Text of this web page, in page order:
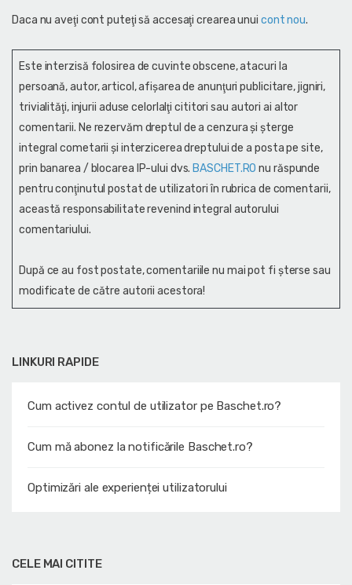
LINKURI RAPIDE
Cum activez contul de utilizator pe Baschet.ro?
Cum mă abonez la notificările Baschet.ro?
Optimizări ale experienței utilizatorului
Daca nu aveţi cont puteţi să accesaţi crearea unui cont nou.
Este interzisă folosirea de cuvinte obscene, atacuri la
persoană, autor, articol, afişarea de anunţuri publicitare, jigniri,
trivialităţi, injurii aduse celorlalţi cititori sau autori ai altor
comentarii. Ne rezervăm dreptul de a cenzura și şterge
integral cometarii și interzicerea dreptului de a posta pe site,
prin banarea / blocarea IP-ului dvs. BASCHET.RO nu răspunde
pentru conţinutul postat de utilizatori în rubrica de comentarii,
această responsabilitate revenind integral autorului
comentariului.
După ce au fost postate, comentariile nu mai pot fi șterse sau
modificate de către autorii acestora!
CELE MAI CITITE